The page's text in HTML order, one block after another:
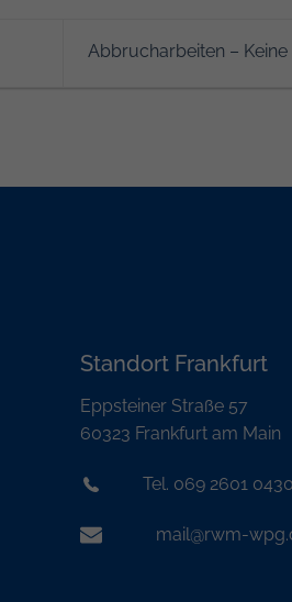
Abbrucharbeiten –
Standort Frankfurt
Eppsteiner Straße 57
60323 Frankfurt am Main
Tel. 069 2601
mail@rwm-